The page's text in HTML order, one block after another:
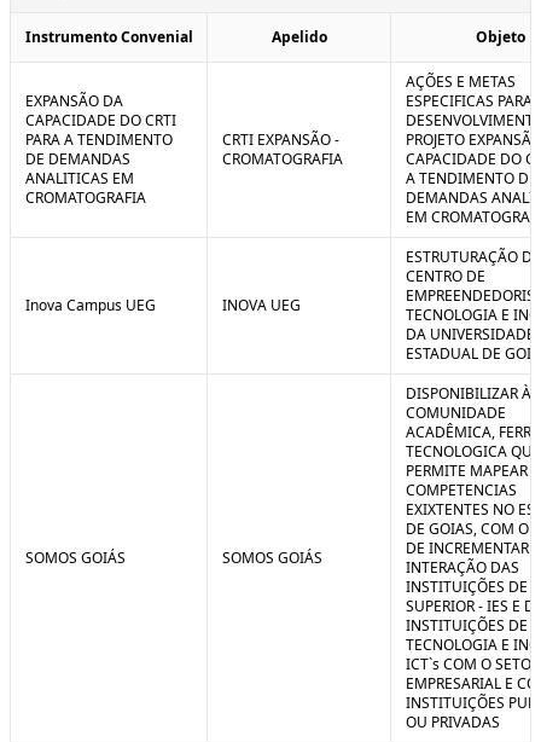
Instrumento Convenial Apelido Objeto
EXPANSÃO DA
CAPACIDADE DO CRTI
PARA A TENDIMENTO
DE DEMANDAS
ANALITICAS EM
CROMATOGRAFIA
CRTI EXPANSÃO -
CROMATOGRAFIA
AÇÕES E METAS
ESPECIFICAS PARA
PROJETO
CAPACIDADE DO
A TENDIMENTO DE
DEMANDAS
EM
Inova Campus UEG INOVA UEG
ESTRUTURAÇÃO
CENTRO DE
TECNOLOGIA E
DA UNIVERSIDADE
ESTADUAL DE
SOMOS GOIÁS SOMOS GOIÁS
DISPONIBILIZAR À
COMUNIDADE
ACADÊMICA,
TECNOLOGICA QUE
PERMITE MAPEAR
COMPETENCIAS
EXIXTENTES NO
DE GOIAS, COM O
DE INCREMENTAR A
INTERAÇÃO DAS
INSTITUIÇÕES DE
SUPERIOR - IES E
INSTITUIÇÕES DE
TECNOLOGIA E
ICT`s COM O SETOR
EMPRESARIAL E
INSTITUIÇÕES
OU PRIVADAS